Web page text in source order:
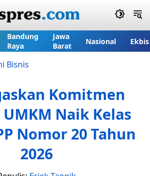
Bandung
Raya
Jawa
Barat
Nasional Ekbis
Bisnis
Komitmen
Naik Kelas
Nomor 20 Tahun
2026